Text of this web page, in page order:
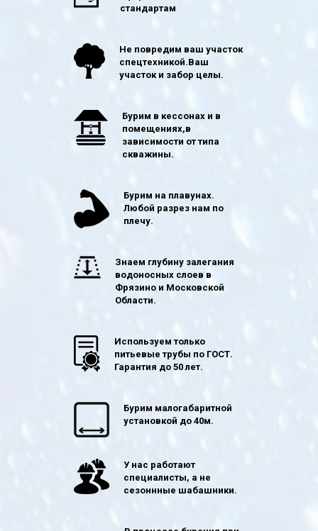
стандартам
Не повредим ваш участок
спецтехникой.Ваш
участок и забор целы.
Бурим в кессонах и в
помещениях,в
зависимости от типа
скважины.
Бурим на плавунах.
Любой разрез нам по
плечу.
Знаем глубину залегания
водоносных слоев в
Фрязино и Московской
Области.
Используем только
питьевые трубы по ГОСТ.
Гарантия до 50 лет.
Бурим малогабаритной
установкой до 40м.
У нас работают
специалисты, а не
сезоннные шабашники.